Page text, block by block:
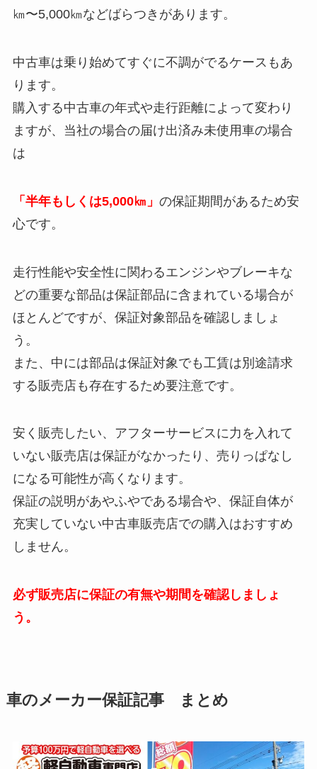
㎞〜5,000㎞などばらつきがあります。
中古車は乗り始めてすぐに不調がでるケースもあ
ります。
購入する中古車の年式や走行距離によって変わり
ますが、当社の場合の届け出済み未使用車の場合
は
「半年もしくは5,000㎞」 の保証期間があるため安
心です。
走行性能や安全性に関わるエンジンやブレーキな
どの重要な部品は保証部品に含まれている場合が
ほとんどですが、保証対象部品を確認しましょ
う。
また、中には部品は保証対象でも工賃は別途請求
する販売店も存在するため要注意です。
安く販売したい、アフターサービスに力を入れて
いない販売店は保証がなかったり、売りっぱなし
になる可能性が高くなります。
保証の説明があやふやである場合や、保証自体が
充実していない中古車販売店での購入はおすすめ
しません。
必ず販売店に保証の有無や期間を確認しましょ
う。
車のメーカー保証記事 まとめ